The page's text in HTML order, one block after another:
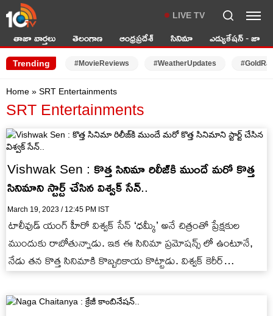
LIVE TV
తాజా వార్తలు తెలంగాణ ఆంధ్రప్రదేశ్ సినిమా ఎడ్యుకేషన్ - జాబ్స్
Trending #MovieReviews #WeatherUpdates
Home » SRT Entertainments
SRT Entertainments
Vishwak Sen : కొత్త సినిమా రిలీజ్‌కి ముందే మరో కొత్త
సినిమాని స్టార్ట్ చేసిన విశ్వక్ సేన్..
March 19, 2023 / 12:45 PM IST
టాలీవుడ్ యంగ్ హీరో విశ్వక్ సేన్ ‘ధమ్కీ’ అనే చిత్రంతో ప్రేక్షకుల
ముందుకు రాబోతున్నాడు. ఇక ఈ సినిమా ప్రమోషన్స్ లో ఉంటూనే,
నేడు తన కొత్త సినిమాకి కొబ్బరికాయ కొట్టాడు. విశ్వక్ కెరీర్…